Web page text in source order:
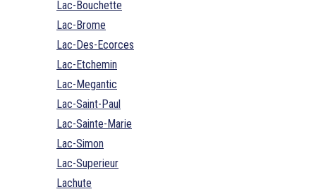
Lac-Bouchette
Lac-Brome
Lac-Des-Ecorces
Lac-Etchemin
Lac-Megantic
Lac-Saint-Paul
Lac-Sainte-Marie
Lac-Simon
Lac-Superieur
Lachute